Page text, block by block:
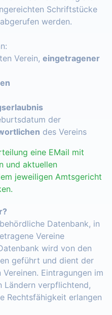
Schriftstücke
werden.
Verein, eingetragener
der
des Vereins
eine EMail mit
und aktuellen
jeweiligen Amtsgericht
Datenbank, in
Vereine
wird von den
geführt und dient der
Eintragungen im
Ländern verpflichtend,
Rechtsfähigkeit erlangen